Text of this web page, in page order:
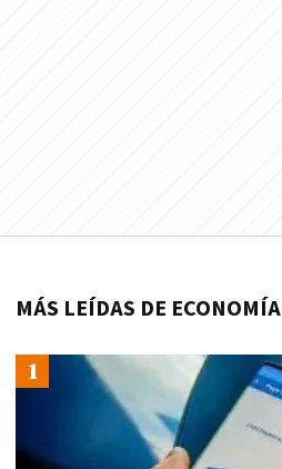
MÁS LEÍDAS DE ECONOMÍA